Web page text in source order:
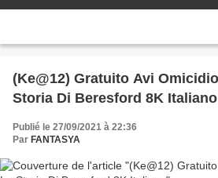
(Ke@12) Gratuito Avi
Storia Di Beresford 8K Italiano
Publié le 27/09/2021 à 22:36
Par FANTASYA